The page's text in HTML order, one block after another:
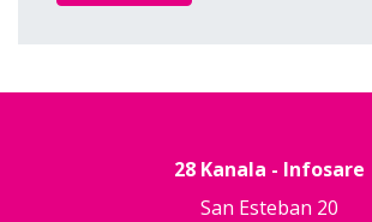
28 Kanala - Infosare
San Esteban 20